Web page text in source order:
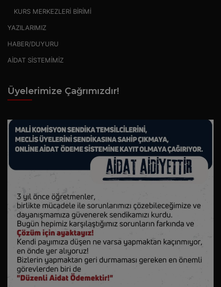
KURS MERKEZLERİ BİRİMİ
YAZILARIMIZ
HABER/DUYURU
AİDAT SİSTEMİMİZ
Üyelerimize Çağrımızdır!